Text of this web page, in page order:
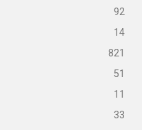
92
14
821
51
11
33